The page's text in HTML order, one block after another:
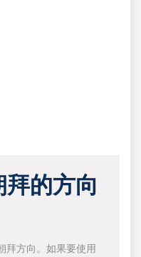
的方向
拜方向。如果要使用